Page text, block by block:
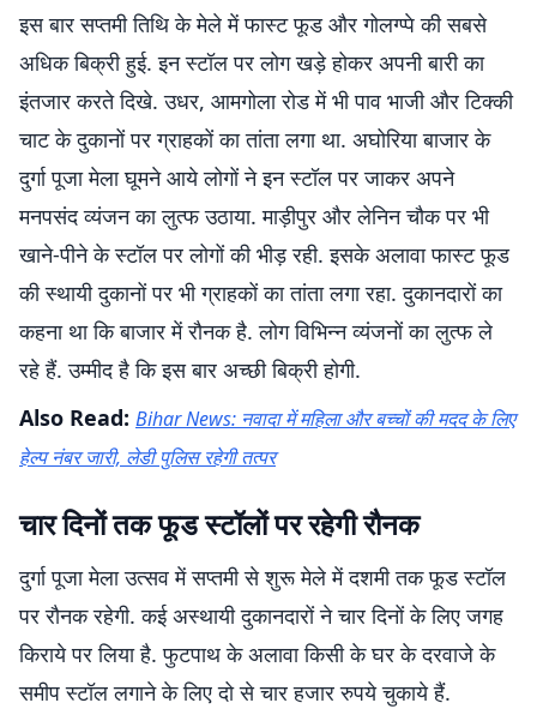
इस बार सप्तमी तिथि के मेले में फास्ट फूड और गोलग्प्पे की सबसे
अधिक बिक्री हुई. इन स्टॉल पर लोग खड़े होकर अपनी बारी का
इंतजार करते दिखे. उधर, आमगोला रोड में भी पाव भाजी और टिक्की
चाट के दुकानों पर ग्राहकों का तांता लगा था. अघोरिया बाजार के
दुर्गा पूजा मेला घूमने आये लोगों ने इन स्टॉल पर जाकर अपने
मनपसंद व्यंजन का लुत्फ उठाया. माड़ीपुर और लेनिन चौक पर भी
खाने-पीने के स्टॉल पर लोगों की भीड़ रही. इसके अलावा फास्ट फूड
की स्थायी दुकानों पर भी ग्राहकों का तांता लगा रहा. दुकानदारों का
कहना था कि बाजार में रौनक है. लोग विभिन्न व्यंजनों का लुत्फ ले
रहे हैं. उम्मीद है कि इस बार अच्छी बिक्री होगी.
Also Read: Bihar News: नवादा में महिला और बच्चों की मदद के लिए
हेल्प नंबर जारी, लेडी पुलिस रहेगी तत्पर
चार दिनों तक फूड स्टॉलों पर रहेगी रौनक
दुर्गा पूजा मेला उत्सव में सप्तमी से शुरू मेले में दशमी तक फूड स्टॉल
पर रौनक रहेगी. कई अस्थायी दुकानदारों ने चार दिनों के लिए जगह
किराये पर लिया है. फुटपाथ के अलावा किसी के घर के दरवाजे के
समीप स्टॉल लगाने के लिए दो से चार हजार रुपये चुकाये हैं.